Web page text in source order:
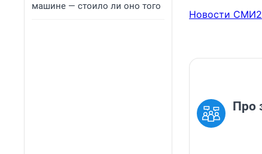
машине — стоило ли оно того
Новости СМИ2
Про